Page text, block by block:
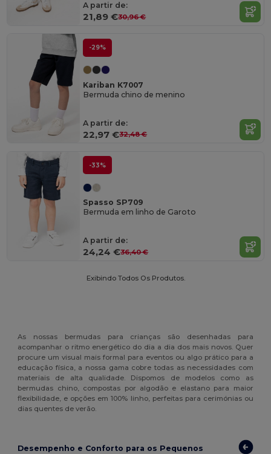
A partir de:
21,89 €30,96 €
-29%
Kariban K7007
Bermuda chino de menino
A partir de:
22,97 €32,48 €
-33%
Spasso SP709
Bermuda em linho de Garoto
A partir de:
24,24 €36,40 €
Exibindo Todos Os Produtos.
As nossas bermudas para crianças são desenhadas para
acompanhar o ritmo energético do dia a dia dos mais novos. Quer
procure um visual mais formal para eventos ou algo prático para a
educação física, a nossa gama cobre todas as necessidades com
materiais de alta qualidade. Dispomos de modelos como as
bermudas chino, compostas por algodão e elastano para maior
flexibilidade, e opções em 100% linho, perfeitas para cerimónias ou
dias quentes de verão.
Desempenho e Conforto para os Pequenos